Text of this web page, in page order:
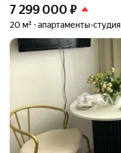
7 299 000 ₽
20 м² апартаменты-студия